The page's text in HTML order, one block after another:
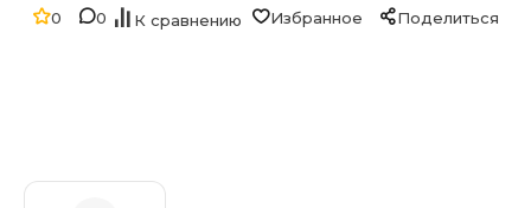
0 0 К сравнению Избранное Поделиться